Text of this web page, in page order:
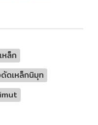
หล็ก
ดเหล็กนิมุท